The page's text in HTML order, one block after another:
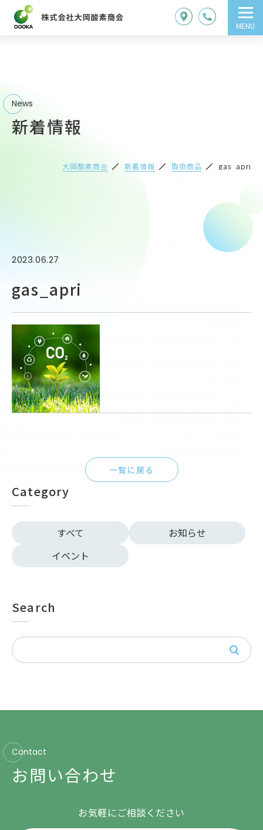
MENU
News
新着情報
大岡酸素商会 新着情報 取扱商品 gas_apri
Category
すべて
お知らせ
イベント
Search
2023.06.27
gas_apri
一覧に戻る
Contact
お問い合わせ
お気軽にご相談ください